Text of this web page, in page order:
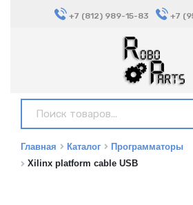
+7 (812) 989-15-83 +7
Главная Каталог
Программаторы
Xilinx platform cable USB